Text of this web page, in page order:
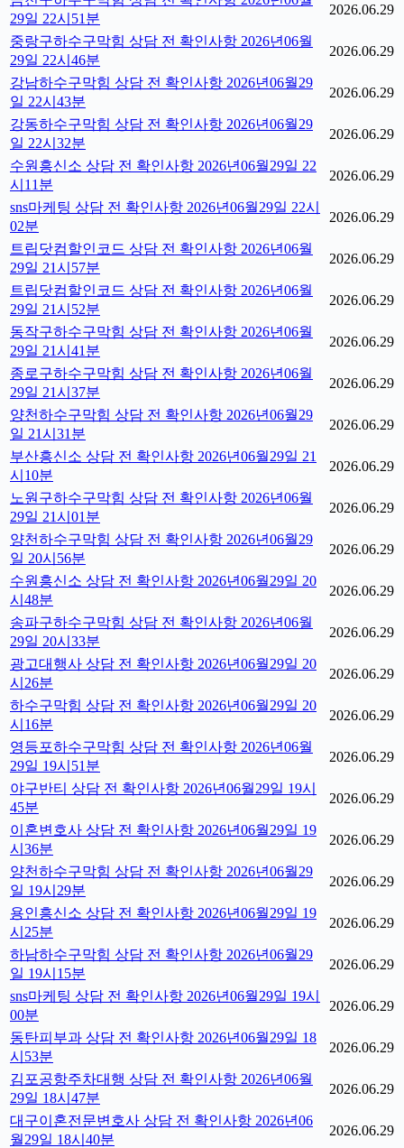
29일 22시51분
2026.06.29
중랑구하수구막힘 상담 전 확인사항 2026년06월
29일 22시46분
2026.06.29
강남하수구막힘 상담 전 확인사항 2026년06월29
일 22시43분
2026.06.29
강동하수구막힘 상담 전 확인사항 2026년06월29
일 22시32분
2026.06.29
수원흥신소 상담 전 확인사항 2026년06월29일 22
시11분
2026.06.29
sns마케팅 상담 전 확인사항 2026년06월29일 22시
02분
2026.06.29
트립닷컴할인코드 상담 전 확인사항 2026년06월
29일 21시57분
2026.06.29
트립닷컴할인코드 상담 전 확인사항 2026년06월
29일 21시52분
2026.06.29
동작구하수구막힘 상담 전 확인사항 2026년06월
29일 21시41분
2026.06.29
종로구하수구막힘 상담 전 확인사항 2026년06월
29일 21시37분
2026.06.29
양천하수구막힘 상담 전 확인사항 2026년06월29
일 21시31분
2026.06.29
부산흥신소 상담 전 확인사항 2026년06월29일 21
시10분
2026.06.29
노원구하수구막힘 상담 전 확인사항 2026년06월
29일 21시01분
2026.06.29
양천하수구막힘 상담 전 확인사항 2026년06월29
일 20시56분
2026.06.29
수원흥신소 상담 전 확인사항 2026년06월29일 20
시48분
2026.06.29
송파구하수구막힘 상담 전 확인사항 2026년06월
29일 20시33분
2026.06.29
광고대행사 상담 전 확인사항 2026년06월29일 20
시26분
2026.06.29
하수구막힘 상담 전 확인사항 2026년06월29일 20
시16분
2026.06.29
영등포하수구막힘 상담 전 확인사항 2026년06월
29일 19시51분
2026.06.29
야구반티 상담 전 확인사항 2026년06월29일 19시
45분
2026.06.29
이혼변호사 상담 전 확인사항 2026년06월29일 19
시36분
2026.06.29
양천하수구막힘 상담 전 확인사항 2026년06월29
일 19시29분
2026.06.29
용인흥신소 상담 전 확인사항 2026년06월29일 19
시25분
2026.06.29
하남하수구막힘 상담 전 확인사항 2026년06월29
일 19시15분
2026.06.29
sns마케팅 상담 전 확인사항 2026년06월29일 19시
00분
2026.06.29
동탄피부과 상담 전 확인사항 2026년06월29일 18
시53분
2026.06.29
김포공항주차대행 상담 전 확인사항 2026년06월
29일 18시47분
2026.06.29
대구이혼전문변호사 상담 전 확인사항 2026년06
월29일 18시40분
2026.06.29